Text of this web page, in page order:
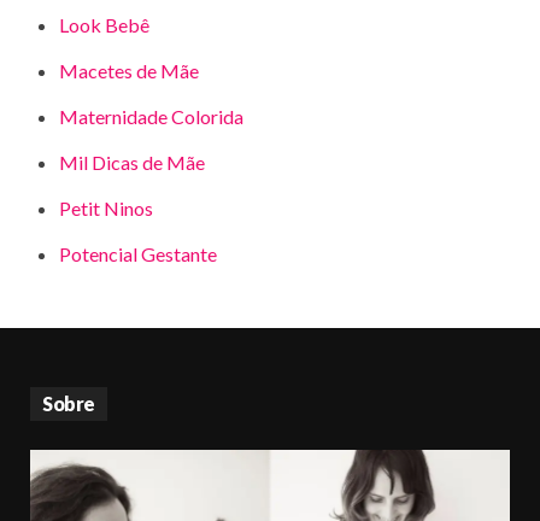
Look Bebê
Macetes de Mãe
Maternidade Colorida
Mil Dicas de Mãe
Petit Ninos
Potencial Gestante
Sobre